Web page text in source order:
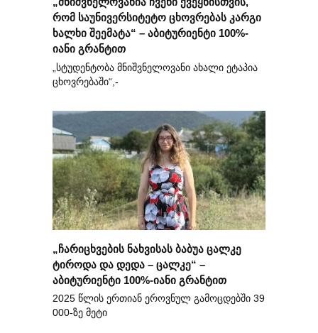
რომ საუნივერსიტეტო ცხოვრებას კარგი
ხალხი შეემატა“ – აბიტურიენტი 100%-
იანი გრანტით
„სტუდენტობა მნიშვნელოვანი ახალი ეტაპია
ცხოვრებაში“,-
„ჩარიცხვების ნახვისას ბაბუა ცალკე
ტიროდა და დედა – ცალკე“ –
აბიტურიენტი 100%-იანი გრანტით
2025 წლის ერთიან ეროვნულ გამოცდებში 39
000-ზე მეტი